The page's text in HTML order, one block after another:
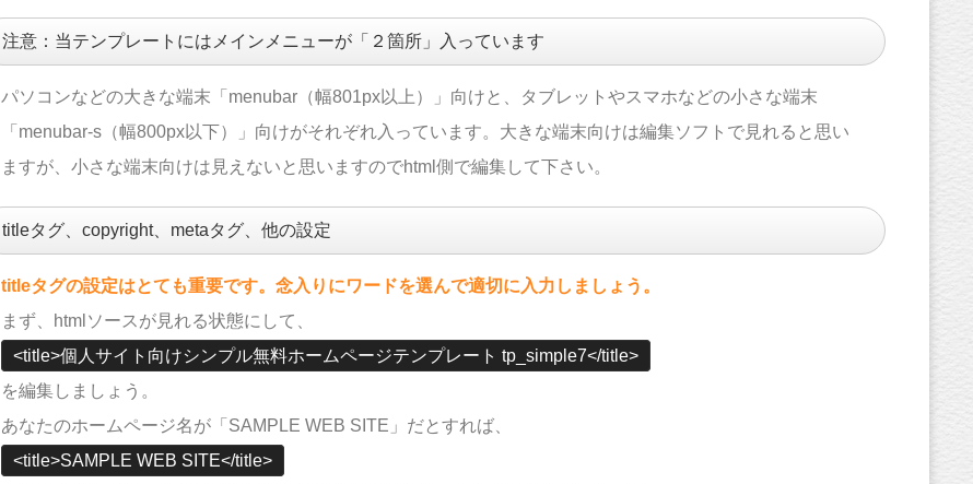
注意：当テンプレートにはメインメニューが「２箇所」入っています
パソコンなどの大きな端末「menubar（幅801px以上）」向けと、タブレットやスマホなどの小さな端末
「menubar-s（幅800px以下）」向けがそれぞれ入っています。大きな端末向けは編集ソフトで見れると思い
ますが、小さな端末向けは見えないと思いますのでhtml側で編集して下さい。
titleタグ、copyright、metaタグ、他の設定
titleタグの設定はとても重要です。念入りにワードを選んで適切に入力しましょう。
まず、htmlソースが見れる状態にして、
<title>個人サイト向けシンプル無料ホームページテンプレート tp_simple7</title>
を編集しましょう。
あなたのホームページ名が「SAMPLE WEB SITE」だとすれば、
<title>SAMPLE WEB SITE</title>